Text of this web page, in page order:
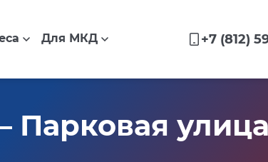
Для МКД +7 (812)